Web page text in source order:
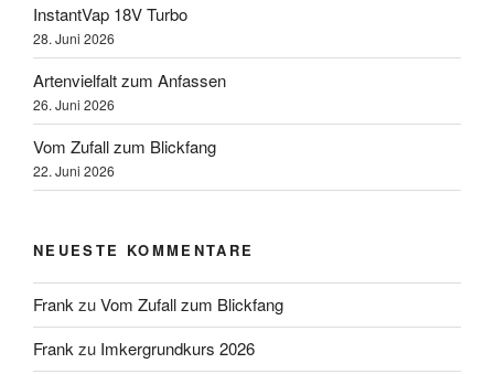
InstantVap 18V Turbo
28. Juni 2026
Artenvielfalt zum Anfassen
26. Juni 2026
Vom Zufall zum Blickfang
22. Juni 2026
NEUESTE KOMMENTARE
FrankzuVom Zufall zum Blickfang
Frankzu Imkergrundkurs 2026